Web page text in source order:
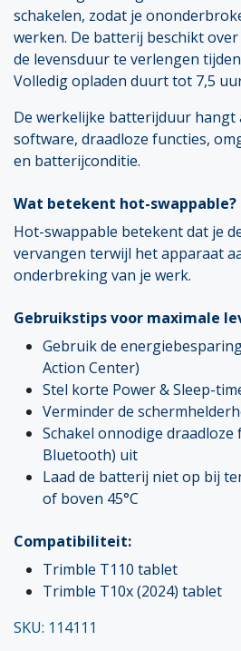
schakelen, zodat je
werken. De batterij beschikt over
de levensduur te verlengen
Volledig opladen duurt tot 7,5
De werkelijke batterijduur hangt
software, draadloze functies,
en batterijconditie.
Wat betekent hot-swappable?
Hot-swappable betekent dat je
vervangen terwijl het apparaat
onderbreking van je werk.
Gebruikstips voor maximale
Gebruik de
Action Center)
Stel korte Power & Sleep-
Verminder de
Schakel onnodige draadloze
Bluetooth) uit
Laad de batterij niet op bij
of boven 45°C
Compatibiliteit:
Trimble T110 tablet
Trimble T10x (2024) tablet
SKU: 114111